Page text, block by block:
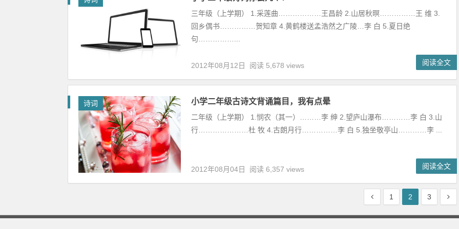
三年级（上学期） 1.采莲曲………………王昌龄 2.山居秋暝……………王 维 3.
回乡偶书……………贺知章 4.黄鹤楼送孟浩然之广陵…李 白 5.夏日绝
句……………...
2012年08月12日 阅读 5,678 views 阅读全文
诗词 小学二年级古诗文背诵篇目，我有点晕
二年级（上学期） 1.悯农（其一）………李 绅 2.望庐山瀑布…………李 白 3.山
行…………………杜 牧 4.古朗月行……………李 白 5.独坐敬亭山…………李 ...
2012年08月04日 阅读 6,357 views 阅读全文
1 2 3